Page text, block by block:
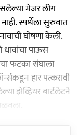
मेजर लीग
स्पर्धेला सुरुवात
घोषणा केली.
पाऊस
फटका संघाला
हार पत्करावी
झेव्हियर बार्टलेटने